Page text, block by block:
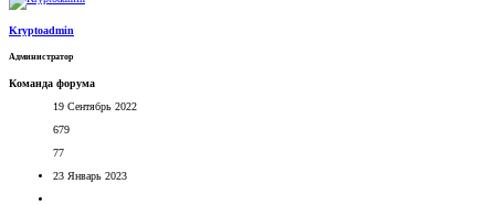
Kryptoadmin
Администратор
Команда форума
19 Сентябрь 2022
679
77
23 Январь 2023